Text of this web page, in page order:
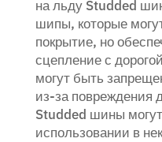
на льду Studded
шипы, которые
покрытие, но
сцепление с
могут быть
из-за повреждения
Studded шины
использовании в